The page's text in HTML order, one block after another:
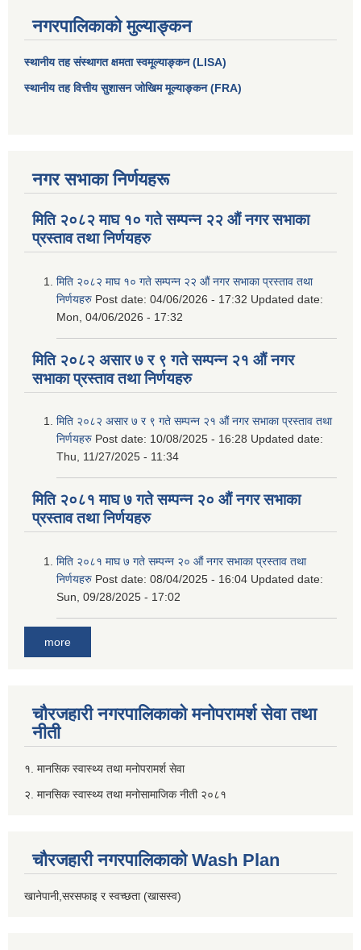
नगरपालिकाको मुल्याङ्कन
स्थानीय तह संस्थागत क्षमता स्वमूल्याङ्कन (LISA)
स्थानीय तह वित्तीय सुशासन जोखिम मूल्याङ्कन (FRA)
नगर सभाका निर्णयहरू
मिति २०८२ माघ १० गते सम्पन्न २२ औं नगर सभाका
प्रस्ताव तथा निर्णयहरु
मिति २०८२ माघ १० गते सम्पन्न २२ औं नगर सभाका प्रस्ताव तथा
निर्णयहरु Post date: 04/06/2026 - 17:32 Updated date:
Mon, 04/06/2026 - 17:32
मिति २०८२ असार ७ र ९ गते सम्पन्न २१ औं नगर
सभाका प्रस्ताव तथा निर्णयहरु
मिति २०८२ असार ७ र ९ गते सम्पन्न २१ औं नगर सभाका प्रस्ताव तथा
निर्णयहरु Post date: 10/08/2025 - 16:28 Updated date:
Thu, 11/27/2025 - 11:34
मिति २०८१ माघ ७ गते सम्पन्न २० औं नगर सभाका
प्रस्ताव तथा निर्णयहरु
मिति २०८१ माघ ७ गते सम्पन्न २० औं नगर सभाका प्रस्ताव तथा
निर्णयहरु Post date: 08/04/2025 - 16:04 Updated date:
Sun, 09/28/2025 - 17:02
more
चौरजहारी नगरपालिकाको मनोपरामर्श सेवा तथा
नीती
१. मानसिक स्वास्थ्य तथा मनोपरामर्श सेवा
२. मानसिक स्वास्थ्य तथा मनोसामाजिक नीती २०८१
चौरजहारी नगरपालिकाको Wash Plan
खानेपानी,सरसफाइ र स्वच्छता (खासस्व)